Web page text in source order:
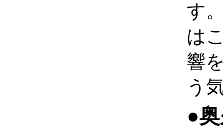
す
は
響
う
●